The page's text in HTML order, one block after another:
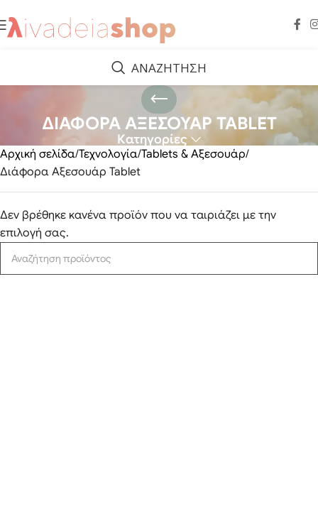
ΑΝΑΖΗΤΗΣΗ
ΔΙΑΦΟΡΑ ΑΞΕΣΟΥΑΡ TABLET
Κατηγορίες
Αρχική σελίδα Τεχνολογία Tablets & Αξεσουάρ
Διάφορα Αξεσουάρ Tablet
Δεν βρέθηκε κανένα προϊόν που να ταιριάζει με την
επιλογή σας.